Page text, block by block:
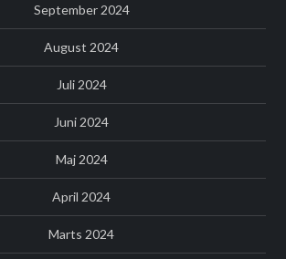
September 2024
August 2024
Juli 2024
Juni 2024
Maj 2024
April 2024
Marts 2024